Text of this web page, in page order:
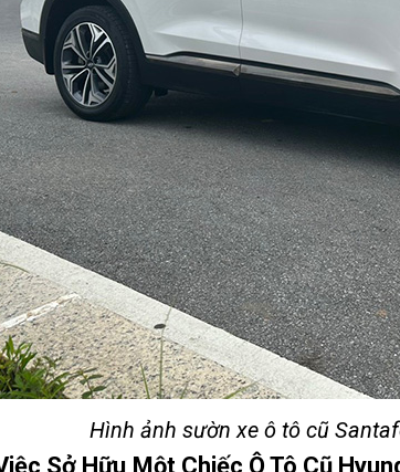
Hình ảnh sườn xe ô tô cũ
Sở Hữu Một Chiếc Ô Tô Cũ